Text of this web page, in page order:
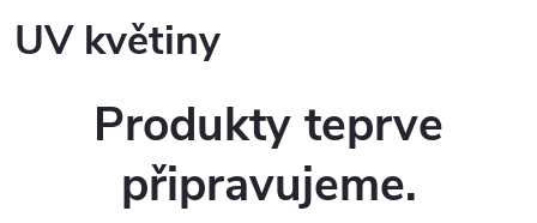
UV květiny
Produkty teprve
připravujeme.